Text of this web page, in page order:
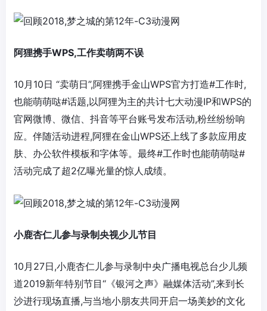
阿狸携手WPS,工作卖萌两不误
10月10日 “卖萌日”,阿狸携手金山WPS官方打造#工作时,
也能萌萌哒#话题,以阿狸为主的共计七大动漫IP和WPS的
官网微博、微信、抖音等平台账号发布活动,粉丝纷纷响
应。伴随活动进程,阿狸在金山WPS还上线了多款应用皮
肤、办公软件模板和字体等。最终#工作时也能萌萌哒#
活动完成了超2亿曝光量的惊人成绩。
小鹿杏仁儿参与录制央视少儿节目
10月27日,小鹿杏仁儿参与录制中央广播电视总台少儿频
道2019新年特别节目“《银河之声》融媒体活动”,来到长
沙进行现场直播,与当地小朋友共同开启一场美妙的文化